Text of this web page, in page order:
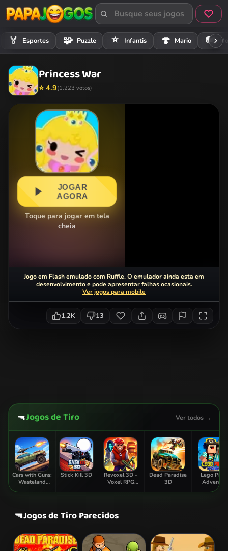
🏅 Esportes 🧩 Puzzle ⭐ Infantis 🍄 Mario 🏍️
Princess War
⭐ 4.9(1.223 votos)
JOGAR
AGORA
Toque para jogar em tela
cheia
Jogo em Flash emulado com Ruffle. O emulador ainda esta em
desenvolvimento e pode apresentar falhas ocasionais.
Ver jogos para mobile
1.2K 13
🔫Jogos de Tiro Ver todos →
Cars with Guns:
Wasteland
Stick Kill 3D
Revoxel 3D -
Voxel RPG
Dead Paradise
3D
Lego
🔫Jogos de Tiro Parecidos